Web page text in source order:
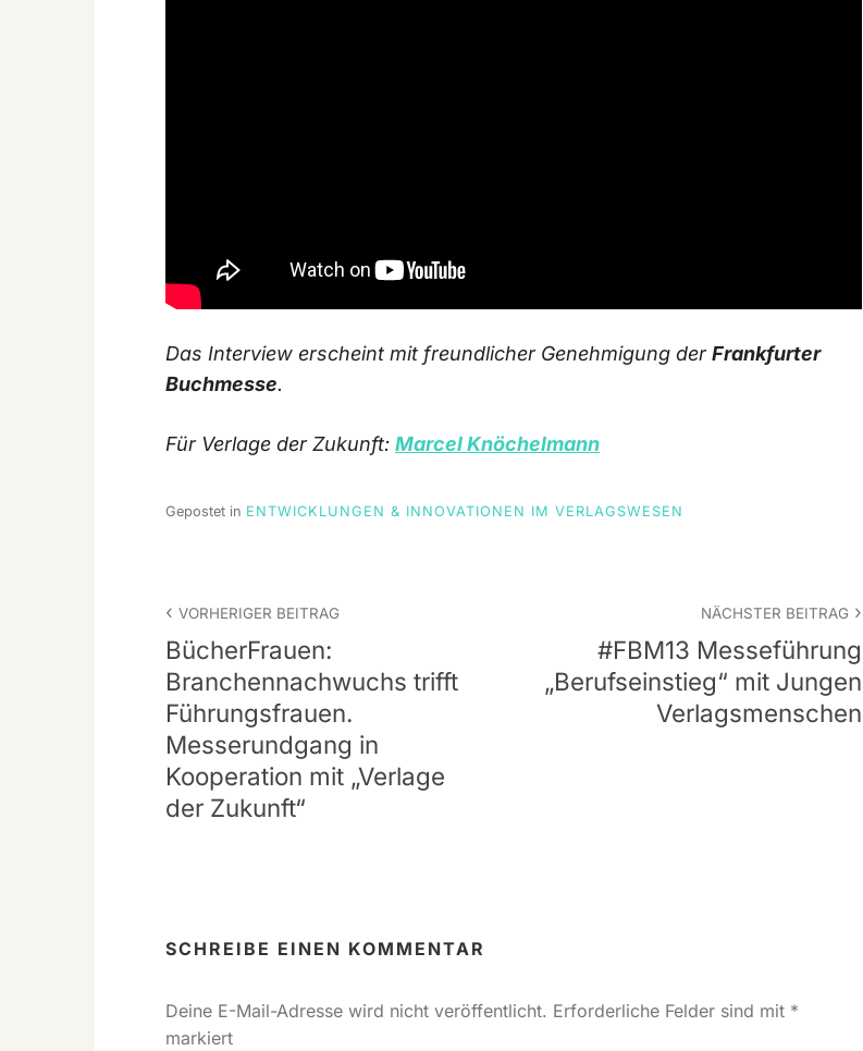
Das Interview erscheint mit freundlicher Genehmigung derFrankfurter
Buchmesse.
Für Verlage der Zukunft: Marcel Knöchelmann
Gepostet in ENTWICKLUNGEN & INNOVATIONEN IM VERLAGSWESEN
Navigation
VORHERIGER BEITRAG
BücherFrauen:
Branchennachwuchs trifft
Führungsfrauen.
Messerundgang in
Kooperation mit „Verlage
der Zukunft“
NÄCHSTER BEITRAG
#FBM13 Messeführung
„Berufseinstieg“ mit Jungen
Verlagsmenschen
SCHREIBE EINEN KOMMENTAR
Deine E-Mail-Adresse wird nicht veröffentlicht. Erforderliche Felder sind mit *
markiert